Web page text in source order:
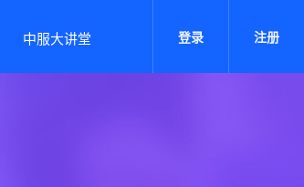
中服大讲堂 登录 注册